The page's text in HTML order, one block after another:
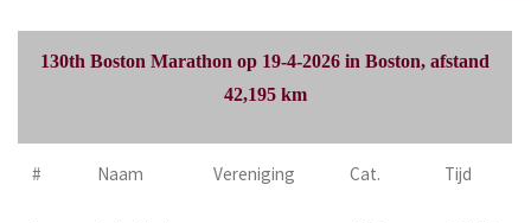
130th Boston Marathon op 19-4-2026 in Boston, afstand
42,195 km
# Naam Vereniging Cat. Tijd